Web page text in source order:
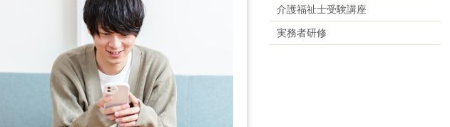
介護福祉士受験講座
実務者研修